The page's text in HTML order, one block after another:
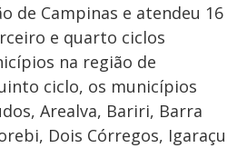
de Campinas e atendeu 16
e quarto ciclos
na região de
ciclo, os municípios
Arealva, Bariri, Barra
Dois Córregos, Igaraçu